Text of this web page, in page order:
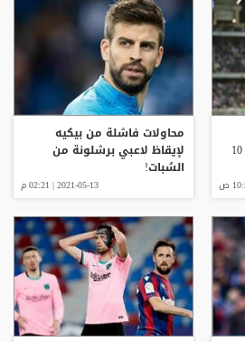
محاولات فاشلة من بيكيه
لإيقاظ لاعبي برشلونة من
السُبات!
2021-05-13 | 02:21 م